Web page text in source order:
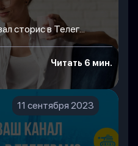
сторис в Телег...
Читать 6 мин.
11 сентября 2023